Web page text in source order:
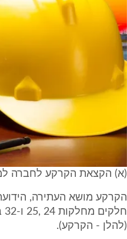
(א) הקצאת הקרקע לחברה
(להלן - הקרקע).